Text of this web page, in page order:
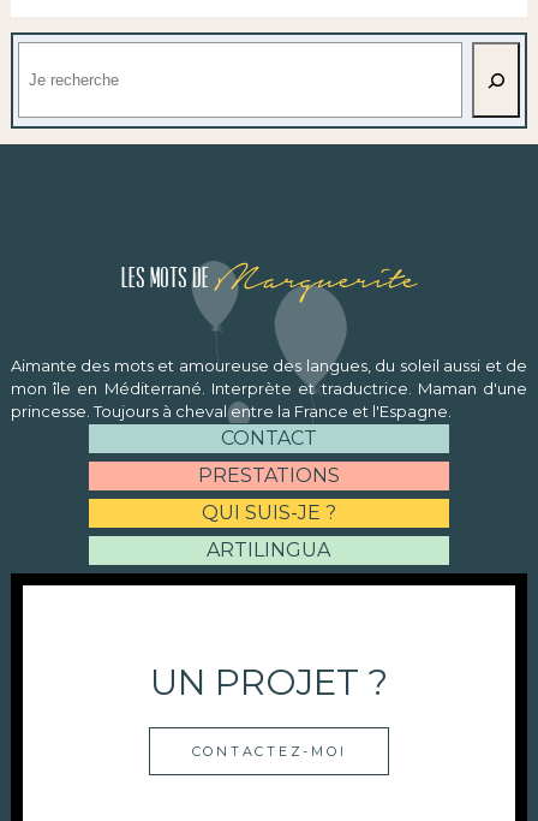
Les mots de Marguerite
Aimante des mots et amoureuse des langues, du soleil aussi et de
mon île en Méditerrané. Interprète et traductrice. Maman d'une
princesse. Toujours à cheval entre la France et l'Espagne.
CONTACT
PRESTATIONS
QUI SUIS-JE ?
ARTILINGUA
UN PROJET ?
CONTACTEZ-MOI